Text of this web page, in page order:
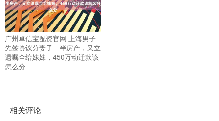
广州卓信宝配资官网 上海男子
先签协议分妻子一半房产，又立
遗嘱全给妹妹，450万动迁款该
怎么分
相关评论